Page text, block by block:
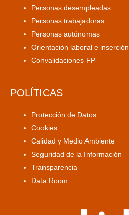
Personas desempleadas
Personas trabajadoras
Personas autónomas
Orientación laboral e inserción
Convalidaciones FP
POLÍTICAS
Protección de Datos
Cookies
Calidad y Medio Ambiente
Seguridad de la Información
Transparencia
Data Room